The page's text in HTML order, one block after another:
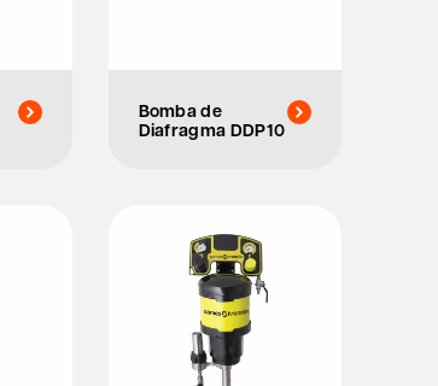
Bomba de
Diafragma DDP10